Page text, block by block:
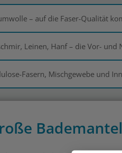
– auf die Faser-Qualität
Leinen, Hanf – die Vor-
Fasern, Mischgewebe und